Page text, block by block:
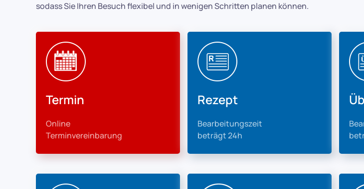
sodass Sie Ihren Besuch flexibel und in wenigen Schritten planen können.
Termin
Online
Terminvereinbarung
Rezept
Bearbeitungszeit
beträgt 24h